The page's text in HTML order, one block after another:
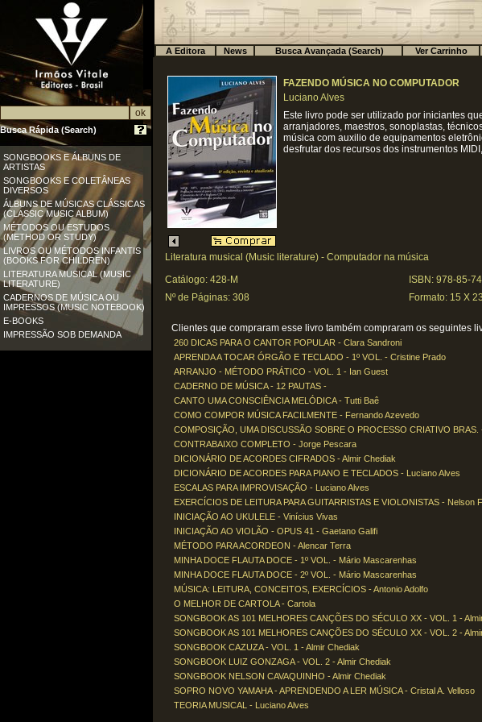
Busca Rápida (Search)
SONGBOOKS E ÁLBUNS DE
ARTISTAS
SONGBOOKS E COLETÂNEAS
DIVERSOS
ÁLBUNS DE MÚSICAS CLÁSSICAS
(CLASSIC MUSIC ALBUM)
MÉTODOS OU ESTUDOS
(METHOD OR STUDY)
LIVROS OU MÉTODOS INFANTIS
(BOOKS FOR CHILDREN)
LITERATURA MUSICAL (MUSIC
LITERATURE)
CADERNOS DE MÚSICA OU
IMPRESSOS (MUSIC NOTEBOOK)
E-BOOKS
IMPRESSÃO SOB DEMANDA
A Editora News Busca Avançada (Search) Ver Carrinho
FAZENDO MÚSICA NO COMPUTADOR
Luciano Alves
Este livro pode ser utilizado por iniciantes
arranjadores, maestros, sonoplastas,
música com auxilio de equipamentos
desfrutar dos recursos dos instrumentos
Literatura musical (Music literature) - Computador na música
Catálogo: 428-M
ISBN: 978-85-
Nº de Páginas: 308
Formato: 15 X
Clientes que compraram esse livro também compraram os seguintes
260 DICAS PARA O CANTOR POPULAR - Clara Sandroni
APRENDA A TOCAR ÓRGÃO E TECLADO - 1º VOL. - Cristine Prado
ARRANJO - MÉTODO PRÁTICO - VOL. 1 - Ian Guest
CADERNO DE MÚSICA - 12 PAUTAS -
CANTO UMA CONSCIÊNCIA MELÓDICA - Tutti Baê
COMO COMPOR MÚSICA FACILMENTE - Fernando Azevedo
COMPOSIÇÃO, UMA DISCUSSÃO SOBRE O PROCESSO CRIATIVO BRAS.
CONTRABAIXO COMPLETO - Jorge Pescara
DICIONÁRIO DE ACORDES CIFRADOS - Almir Chediak
DICIONÁRIO DE ACORDES PARA PIANO E TECLADOS - Luciano Alves
ESCALAS PARA IMPROVISAÇÃO - Luciano Alves
EXERCÍCIOS DE LEITURA PARA GUITARRISTAS E VIOLONISTAS - Nelson
INICIAÇÃO AO UKULELE - Vinícius Vivas
INICIAÇÃO AO VIOLÃO - OPUS 41 - Gaetano Galifi
MÉTODO PARA ACORDEON - Alencar Terra
MINHA DOCE FLAUTA DOCE - 1º VOL. - Mário Mascarenhas
MINHA DOCE FLAUTA DOCE - 2º VOL. - Mário Mascarenhas
MÚSICA: LEITURA, CONCEITOS, EXERCÍCIOS - Antonio Adolfo
O MELHOR DE CARTOLA - Cartola
SONGBOOK AS 101 MELHORES CANÇÕES DO SÉCULO XX - VOL. 1 -
SONGBOOK AS 101 MELHORES CANÇÕES DO SÉCULO XX - VOL. 2 -
SONGBOOK CAZUZA - VOL. 1 - Almir Chediak
SONGBOOK LUIZ GONZAGA - VOL. 2 - Almir Chediak
SONGBOOK NELSON CAVAQUINHO - Almir Chediak
SOPRO NOVO YAMAHA - APRENDENDO A LER MÚSICA - Cristal A. Velloso
TEORIA MUSICAL - Luciano Alves